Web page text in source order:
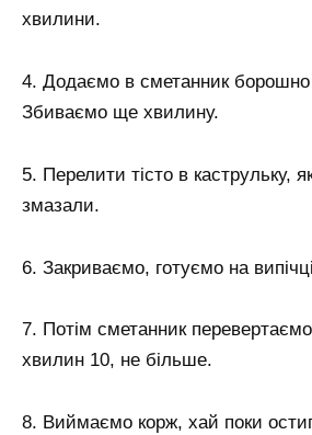
хвилини.
4. Додаємо в сметанник борошно
Збиваємо ще хвилину.
5. Перелити тісто в каструльку,
змазали.
6. Закриваємо, готуємо на
7. Потім сметанник
хвилин 10, не більше.
8. Виймаємо корж, хай поки